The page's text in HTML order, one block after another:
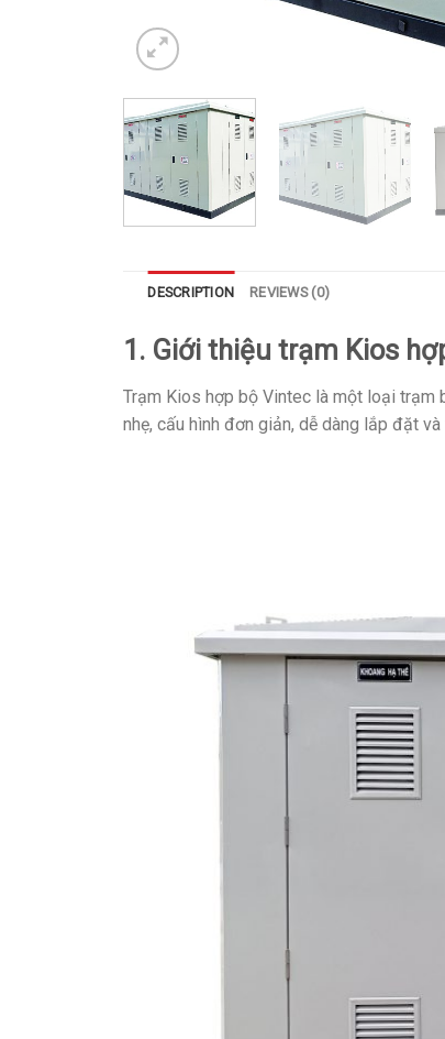
DESCRIPTION REVIEWS (0)
1. Giới thiệu trạm Kios
Trạm Kios hợp bộ Vintec là một loại trạm
nhẹ, cấu hình đơn giản, dễ dàng lắp đặt và